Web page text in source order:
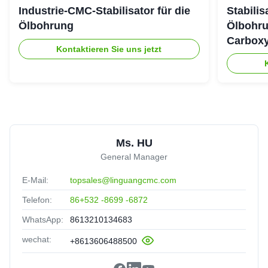
Industrie-CMC-Stabilisator für die
Ölbohrung
Kontaktieren Sie uns jetzt
Ms. HU
General Manager
E-Mail: topsales@linguangcmc.com
Telefon: 86+532 -8699 -6872
WhatsApp: 8613210134683
wechat: +8613606488500